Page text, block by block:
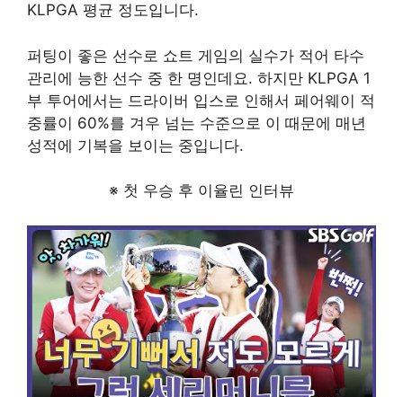
KLPGA 평균 정도입니다.
퍼팅이 좋은 선수로 쇼트 게임의 실수가 적어 타수
관리에 능한 선수 중 한 명인데요. 하지만 KLPGA 1
부 투어에서는 드라이버 입스로 인해서 페어웨이 적
중률이 60%를 겨우 넘는 수준으로 이 때문에 매년
성적에 기복을 보이는 중입니다.
※ 첫 우승 후 이율린 인터뷰